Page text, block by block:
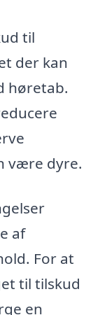
til
der kan
høretab.
være dyre.
af
For at
til tilskud
en